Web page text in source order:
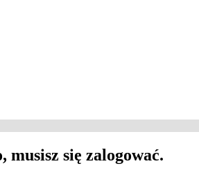
musisz się zalogować.